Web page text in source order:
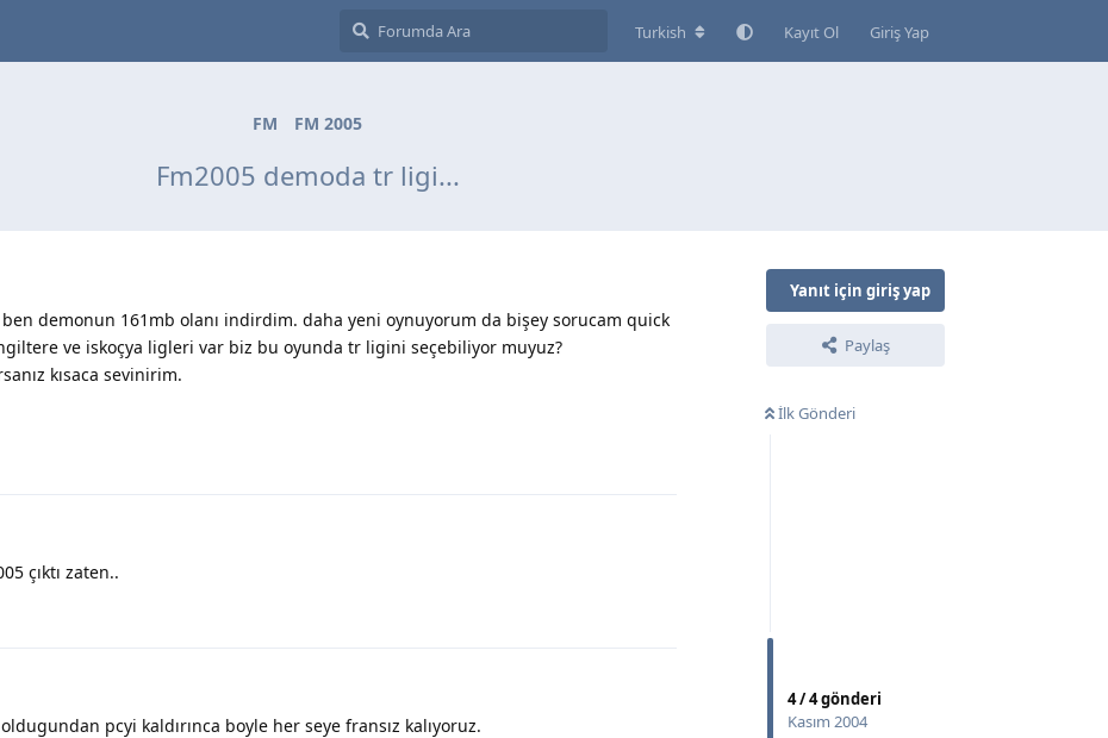
Turkish Kayıt Ol Giriş Yap
FM FM 2005
Fm2005 demoda tr ligi...
Yanıt için giriş yap
Paylaş
İlk Gönderi
4/4gönderi
Kasım 2004
demonun 161mb olanı indirdim. daha yeni oynuyorum da bişey sorucam quick
ve iskoçya ligleri var biz bu oyunda tr ligini seçebiliyor muyuz?
kısaca sevinirim.
çıktı zaten..
pcyi kaldırınca boyle her seye fransız kalıyoruz.